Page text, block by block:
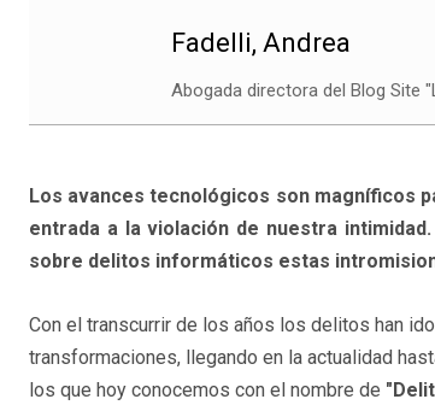
Fadelli, Andrea
Abogada directora del Blog Site
Los avances tecnológicos son magníficos
entrada a la violación de nuestra
sobre delitos informáticos estas
Con el transcurrir de los años los delitos han
transformaciones, llegando en la actualidad
los que hoy conocemos con el nombre de